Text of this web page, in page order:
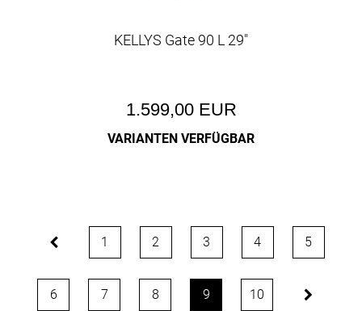
KELLYS Gate 90 L 29"
1.599,00 EUR
VARIANTEN VERFÜGBAR
1 2 3 4 5
6 7 8 9 10